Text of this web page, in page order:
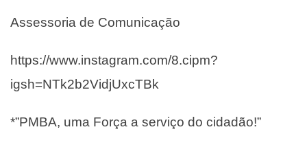
Assessoria de Comunicação
https://www.instagram.com/8.cipm?
igsh=NTk2b2VidjUxcTBk
*”PMBA, uma Força a serviço do cidadão!”